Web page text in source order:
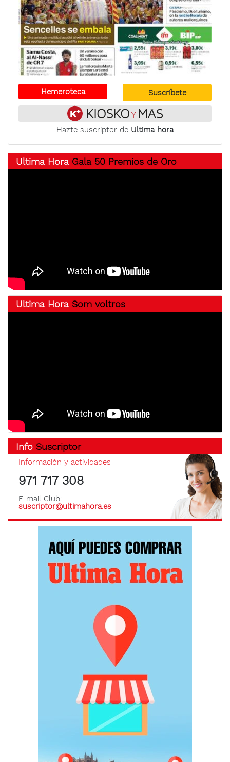
Hemeroteca Suscríbete
Hazte suscriptor de Ultima hora
Ultima Hora Gala 50 Premios de Oro
Ultima Hora Som voltros
Info Suscriptor
Información y actividades
971 717 308
E-mail Club:
suscriptor@ultimahora.es